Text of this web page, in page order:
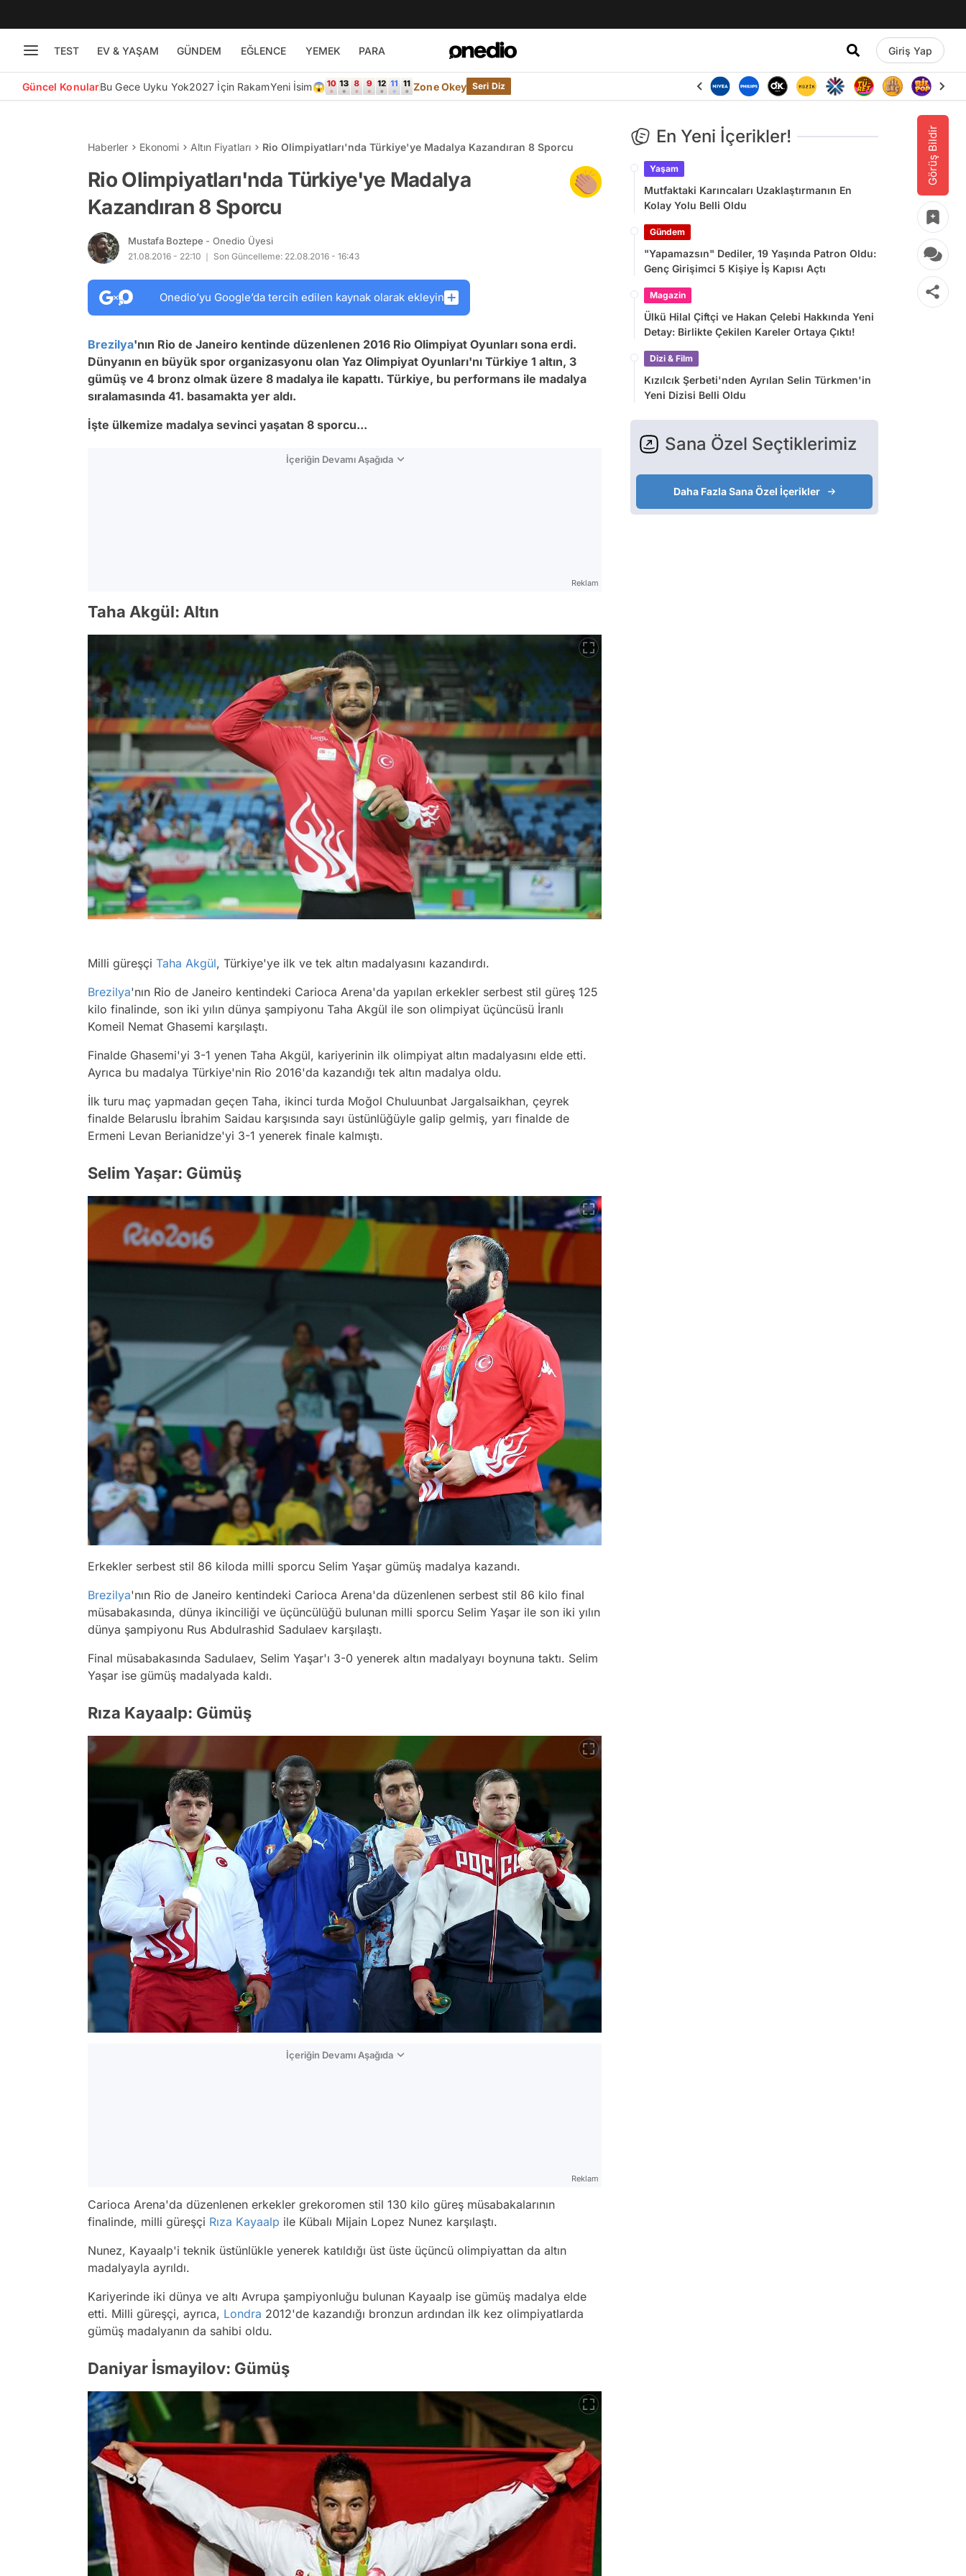
TEST EV & YAŞAM GÜNDEM EĞLENCE YEMEK PARA Giriş Yap
Güncel KonularBu Gece Uyku Yok2027 İçin RakamYeni İsim😱 Zone Okey Seri Diz
Görüş Bildir
Haberler Ekonomi Altın Fiyatları Rio Olimpiyatları'nda Türkiye'ye Madalya Kazandıran 8 Sporcu
Rio Olimpiyatları'nda Türkiye'ye Madalya
Kazandıran 8 Sporcu
Mustafa Boztepe - Onedio Üyesi
21.08.2016 - 22:10 Son Güncelleme: 22.08.2016 - 16:43
Onedio’yu Google’da tercih edilen kaynak olarak ekleyin
Brezilya'nın Rio de Janeiro kentinde düzenlenen 2016 Rio Olimpiyat Oyunları sona erdi.
Dünyanın en büyük spor organizasyonu olan Yaz Olimpiyat Oyunları'nı Türkiye 1 altın, 3
gümüş ve 4 bronz olmak üzere 8 madalya ile kapattı. Türkiye, bu performans ile madalya
sıralamasında 41. basamakta yer aldı.
İşte ülkemize madalya sevinci yaşatan 8 sporcu...
İçeriğin Devamı Aşağıda
Reklam
Taha Akgül: Altın
Milli güreşçi Taha Akgül, Türkiye'ye ilk ve tek altın madalyasını kazandırdı.
Brezilya'nın Rio de Janeiro kentindeki Carioca Arena'da yapılan erkekler serbest stil güreş 125
kilo finalinde, son iki yılın dünya şampiyonu Taha Akgül ile son olimpiyat üçüncüsü İranlı
Komeil Nemat Ghasemi karşılaştı.
Finalde Ghasemi'yi 3-1 yenen Taha Akgül, kariyerinin ilk olimpiyat altın madalyasını elde etti.
Ayrıca bu madalya Türkiye'nin Rio 2016'da kazandığı tek altın madalya oldu.
İlk turu maç yapmadan geçen Taha, ikinci turda Moğol Chuluunbat Jargalsaikhan, çeyrek
finalde Belaruslu İbrahim Saidau karşısında sayı üstünlüğüyle galip gelmiş, yarı finalde de
Ermeni Levan Berianidze'yi 3-1 yenerek finale kalmıştı.
Selim Yaşar: Gümüş
Erkekler serbest stil 86 kiloda milli sporcu Selim Yaşar gümüş madalya kazandı.
Brezilya'nın Rio de Janeiro kentindeki Carioca Arena'da düzenlenen serbest stil 86 kilo final
müsabakasında, dünya ikinciliği ve üçüncülüğü bulunan milli sporcu Selim Yaşar ile son iki yılın
dünya şampiyonu Rus Abdulrashid Sadulaev karşılaştı.
Final müsabakasında Sadulaev, Selim Yaşar'ı 3-0 yenerek altın madalyayı boynuna taktı. Selim
Yaşar ise gümüş madalyada kaldı.
Rıza Kayaalp: Gümüş
İçeriğin Devamı Aşağıda
Reklam
Carioca Arena'da düzenlenen erkekler grekoromen stil 130 kilo güreş müsabakalarının
finalinde, milli güreşçi Rıza Kayaalp ile Kübalı Mijain Lopez Nunez karşılaştı.
Nunez, Kayaalp'i teknik üstünlükle yenerek katıldığı üst üste üçüncü olimpiyattan da altın
madalyayla ayrıldı.
Kariyerinde iki dünya ve altı Avrupa şampiyonluğu bulunan Kayaalp ise gümüş madalya elde
etti. Milli güreşçi, ayrıca, Londra 2012'de kazandığı bronzun ardından ilk kez olimpiyatlarda
gümüş madalyanın da sahibi oldu.
Daniyar İsmayilov: Gümüş
En Yeni İçerikler!
Yaşam
Mutfaktaki Karıncaları Uzaklaştırmanın En
Kolay Yolu Belli Oldu
Gündem
"Yapamazsın" Dediler, 19 Yaşında Patron Oldu:
Genç Girişimci 5 Kişiye İş Kapısı Açtı
Magazin
Ülkü Hilal Çiftçi ve Hakan Çelebi Hakkında Yeni
Detay: Birlikte Çekilen Kareler Ortaya Çıktı!
Dizi & Film
Kızılcık Şerbeti'nden Ayrılan Selin Türkmen'in
Yeni Dizisi Belli Oldu
Sana Özel Seçtiklerimiz
Daha Fazla Sana Özel İçerikler